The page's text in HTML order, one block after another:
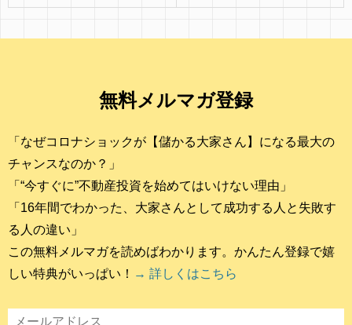
無料メルマガ登録
「なぜコロナショックが【儲かる大家さん】になる最大の
チャンスなのか？」
「“今すぐに”不動産投資を始めてはいけない理由」
「16年間でわかった、大家さんとして成功する人と失敗す
る人の違い」
この無料メルマガを読めばわかります。かんたん登録で嬉
しい特典がいっぱい！ → 詳しくはこちら